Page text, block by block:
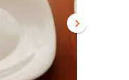
›